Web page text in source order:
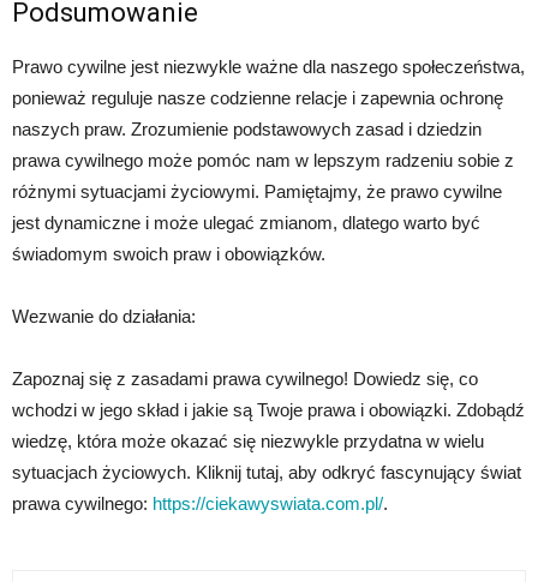
Podsumowanie
Prawo cywilne jest niezwykle ważne dla naszego społeczeństwa,
ponieważ reguluje nasze codzienne relacje i zapewnia ochronę
naszych praw. Zrozumienie podstawowych zasad i dziedzin
prawa cywilnego może pomóc nam w lepszym radzeniu sobie z
różnymi sytuacjami życiowymi. Pamiętajmy, że prawo cywilne
jest dynamiczne i może ulegać zmianom, dlatego warto być
świadomym swoich praw i obowiązków.
Wezwanie do działania:
Zapoznaj się z zasadami prawa cywilnego! Dowiedz się, co
wchodzi w jego skład i jakie są Twoje prawa i obowiązki. Zdobądź
wiedzę, która może okazać się niezwykle przydatna w wielu
sytuacjach życiowych. Kliknij tutaj, aby odkryć fascynujący świat
prawa cywilnego: https://ciekawyswiata.com.pl/.